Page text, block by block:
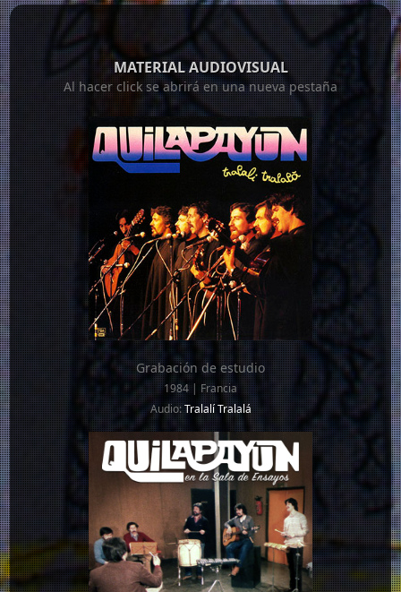
MATERIAL AUDIOVISUAL
Al hacer click se abrirá en una nueva pestaña
Grabación de estudio
1984 | Francia
Audio:Tralalí Tralalá